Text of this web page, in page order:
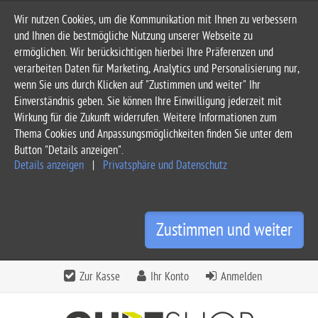
Wir nutzen Cookies, um die Kommunikation mit Ihnen zu verbessern
und Ihnen die bestmögliche Nutzung unserer Webseite zu
ermöglichen. Wir berücksichtigen hierbei Ihre Präferenzen und
verarbeiten Daten für Marketing, Analytics und Personalisierung nur,
wenn Sie uns durch Klicken auf "Zustimmen und weiter" Ihr
Einverständnis geben. Sie können Ihre Einwilligung jederzeit mit
Wirkung für die Zukunft widerrufen. Weitere Informationen zum
Thema Cookies und Anpassungsmöglichkeiten finden Sie unter dem
Button "Details anzeigen".
Details anzeigen
Privatsphäre und Datenschutz
Zustimmen und weiter
Zur Kasse Ihr Konto Anmelden